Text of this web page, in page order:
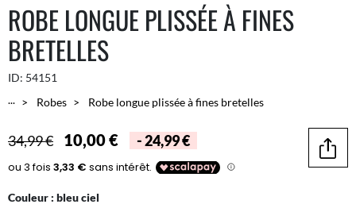
ROBE LONGUE PLISSÉE À FINES
BRETELLES
ID: 54151
...
Robes Robe longue plissée à fines bretelles
34,99 € 10,00 € - 24,99 €
Couleur : bleu ciel